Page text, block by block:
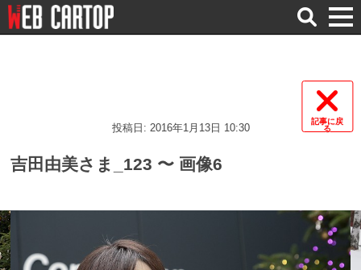
検
索
記事に戻
る
投稿日: 2016年1月13日 10:30
吉田由美さま_123 〜 画像6